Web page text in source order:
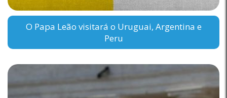
O Papa Leão visitará o Uruguai, Argentina e
Peru